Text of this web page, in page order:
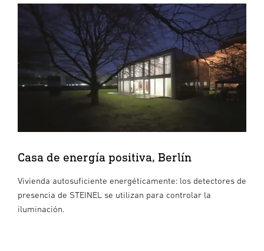
Casa de energía positiva, Berlín
Vivienda autosuficiente energéticamente: los detectores de
presencia de STEINEL se utilizan para controlar la
iluminación.